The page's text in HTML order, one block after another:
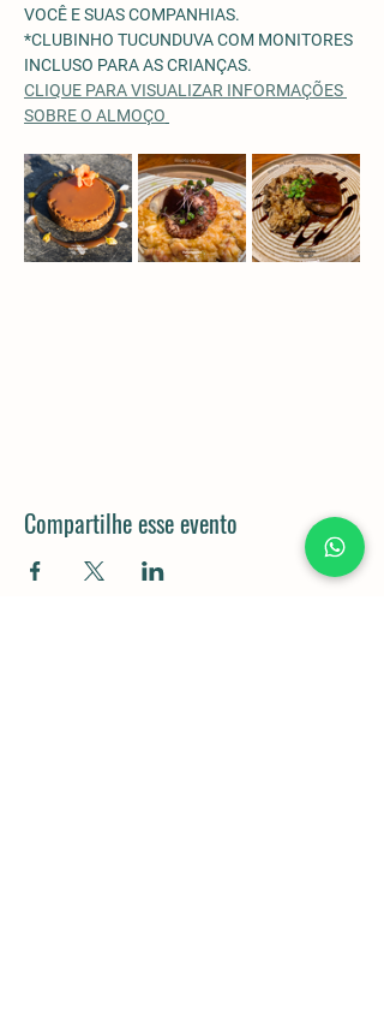
VOCÊ E SUAS COMPANHIAS.
*CLUBINHO TUCUNDUVA COM MONITORES
INCLUSO PARA AS CRIANÇAS.
CLIQUE PARA VISUALIZAR INFORMAÇÕES
SOBRE O ALMOÇO
Compartilhe esse evento